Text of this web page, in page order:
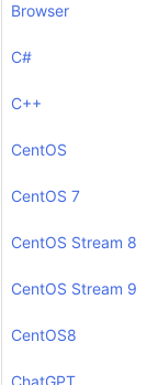
Browser
C#
C++
CentOS
CentOS 7
CentOS Stream 8
CentOS Stream 9
CentOS8